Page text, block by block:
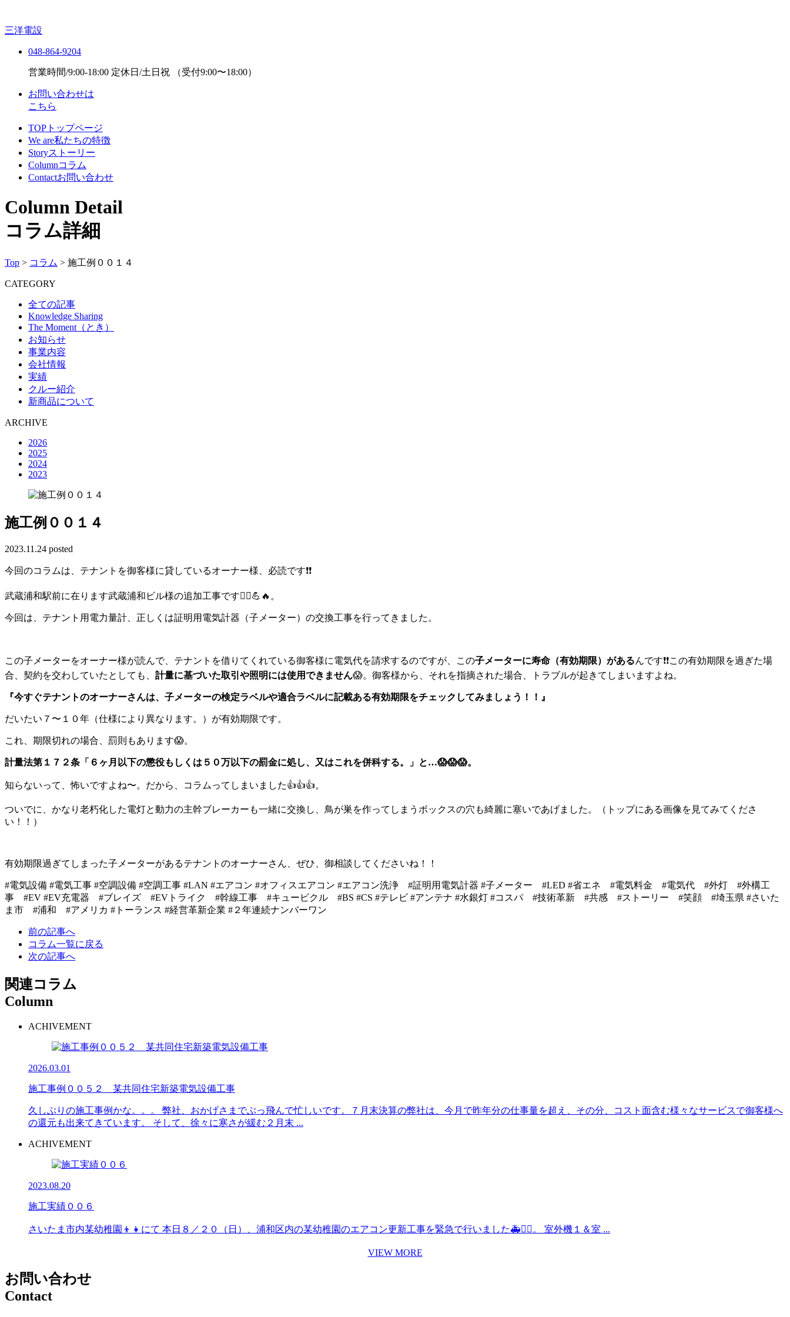
三洋電設
048-864-9204
営業時間/9:00-18:00 定休日/土日祝 （受付9:00〜18:00）
お問い合わせは
こちら
TOP トップページ
We are私たちの特徴
Storyストーリー
Columnコラム
Contactお問い合わせ
Column Detail
コラム詳細
Top > コラム > 施工例００１４
CATEGORY
全ての記事
Knowledge Sharing
The Moment（とき）
お知らせ
事業内容
会社情報
実績
クルー紹介
新商品について
ARCHIVE
2026
2025
2024
2023
施工例００１４
2023.11.24 posted
今回のコラムは、テナントを御客様に貸しているオーナー様、必読です❗❗
武蔵浦和駅前に在ります武蔵浦和ビル様の追加工事です👷‍♀💪🔥。
今回は、テナント用電力量計、正しくは証明用電気計器（子メーター）の交換工事を行ってきました。
この子メーターをオーナー様が読んで、テナントを借りてくれている御客様に電気代を請求するのですが、この子メーターに寿命（有効期限）があるんです❗❗この有効期限を過ぎた場
合、契約を交わしていたとしても、 計量に基づいた取引や照明には使用できません😱。御客様から、それを指摘された場合、トラブルが起きてしまいますよね。
『今すぐテナントのオーナーさんは、子メーターの検定ラベルや適合ラベルに記載ある有効期限をチェックしてみましょう！！』
だいたい７〜１０年（仕様により異なります。）が有効期限です。
これ、期限切れの場合、罰則もあります😱。
計量法第１７２条「６ヶ月以下の懲役もしくは５０万以下の罰金に処し、又はこれを併科する。」と…😱😱😱。
知らないって、怖いですよね〜。だから、コラムってしまいました👍👍👍。
ついでに、かなり老朽化した電灯と動力の主幹ブレーカーも一緒に交換し、鳥が巣を作ってしまうボックスの穴も綺麗に塞いであげました。（トップにある画像を見てみてくださ
い！！）
有効期限過ぎてしまった子メーターがあるテナントのオーナーさん、ぜひ、御相談してくださいね！！
#電気設備 #電気工事 #空調設備 #空調工事 #LAN #エアコン #オフィスエアコン #エアコン洗浄 #証明用電気計器 #子メーター #LED #省エネ #電気料金 #電気代 #外灯 #外構工
事 #EV #EV充電器 #ブレイズ #EV トライク #幹線工事 #キュービクル #BS #CS #テレビ #アンテナ #水銀灯 #コスパ #技術革新 #共感 #ストーリー #笑顔 #埼玉県 #さいた
ま市 #浦和 #アメリカ #トーランス #経営革新企業 # ２年連続ナンバーワン
前の記事へ
コラム一覧に戻る
次の記事へ
関連コラム
Column
ACHIVEMENT
2026.03.01
施工事例００５２ 某共同住宅新築電気設備工事
久しぶりの施工事例かな。。。 弊社、おかげさまでぶっ飛んで忙しいです。７月末決算の弊社は、今月で昨年分の仕事量を超え、その分、コスト面含む様々なサービスで御客様へ
の還元も出来てきています。 そして、徐々に寒さが緩む２月末 ...
ACHIVEMENT
2023.08.20
施工実績００６
さいたま市内某幼稚園👦👧にて 本日８／２０（日）、浦和区内の某幼稚園のエアコン更新工事を緊急で行いました🚑👷‍♀。 室外機１＆室 ...
VIEW MORE
お問い合わせ
Contact